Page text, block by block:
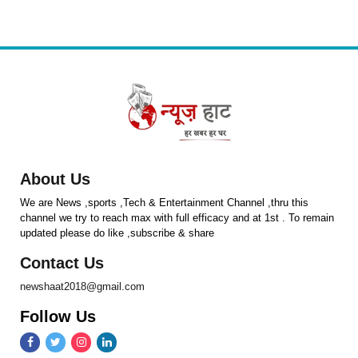
About Us
We are News ,sports ,Tech & Entertainment Channel ,thru this
channel we try to reach max with full efficacy and at 1st . To remain
updated please do like ,subscribe & share
Contact Us
newshaat2018@gmail.com
Follow Us